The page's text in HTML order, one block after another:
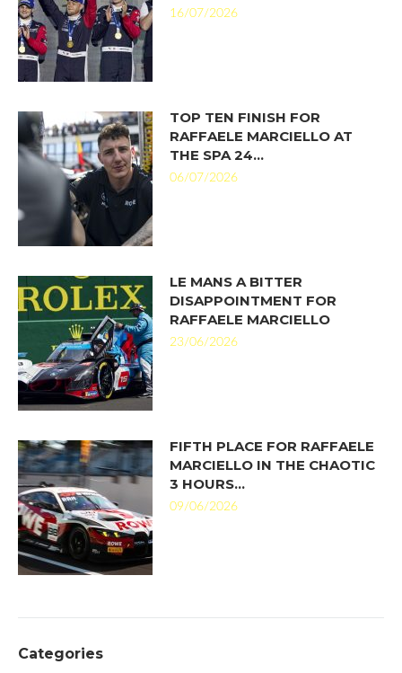
16/07/2026
TOP TEN FINISH FOR
RAFFAELE MARCIELLO AT
THE SPA 24…
06/07/2026
LE MANS A BITTER
DISAPPOINTMENT FOR
RAFFAELE MARCIELLO
23/06/2026
FIFTH PLACE FOR RAFFAELE
MARCIELLO IN THE CHAOTIC
3 HOURS…
09/06/2026
Categories